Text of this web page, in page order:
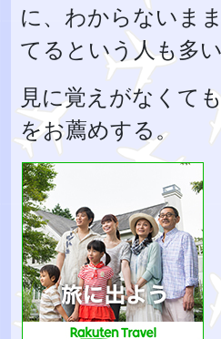
に、わからないま
てるという人も多い
見に覚えがなくて
をお薦めする。